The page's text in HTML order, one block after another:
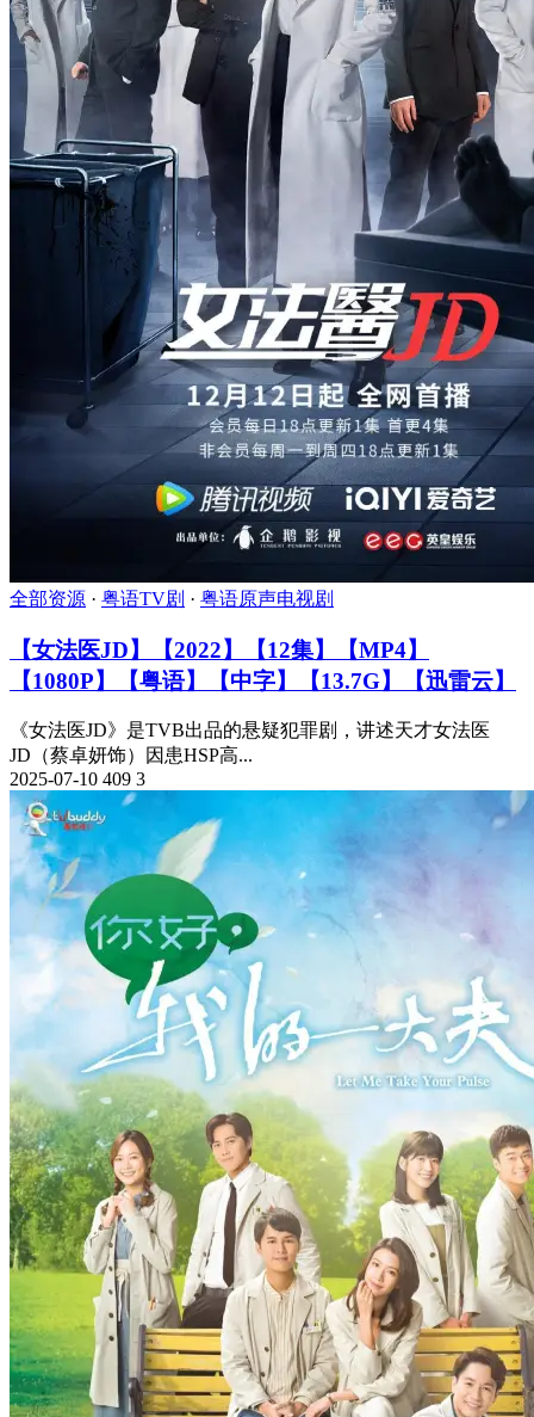
全部资源 · 粤语TV剧 · 粤语原声电视剧
【女法医JD】【2022】【12集】【MP4】
【1080P】【粤语】【中字】【13.7G】【迅雷云】
《女法医JD》是TVB出品的悬疑犯罪剧，讲述天才女法医
JD（蔡卓妍饰）因患HSP高...
2025-07-10 409 3